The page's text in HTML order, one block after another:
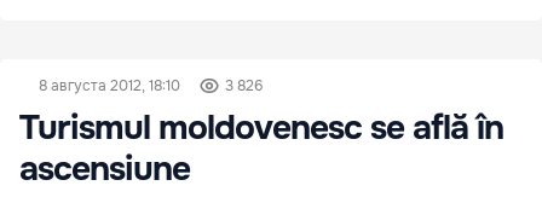
8 августа 2012, 18:10 3 826
Turismul moldovenesc se află în
ascensiune